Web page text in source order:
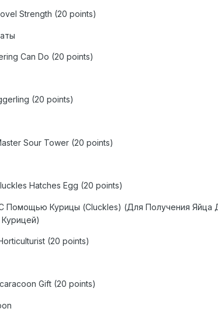
Strength (20 points)
Can Do (20 points)
(20 points)
Sour Tower (20 points)
Hatches Egg (20 points)
Помощью Курицы (Cluckles) (Для Получения
(20 points)
Gift (20 points)